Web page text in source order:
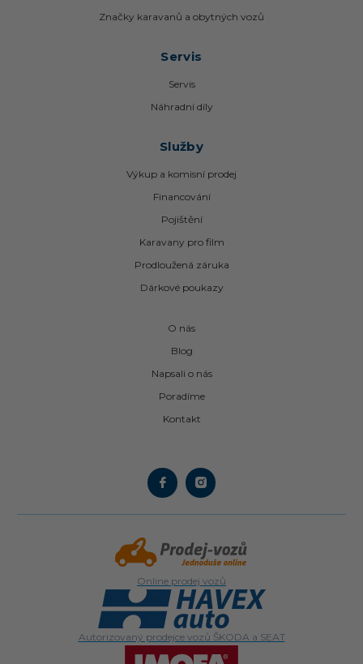
Značky karavanů a obytných vozů
Servis
Servis
Náhradní díly
Služby
Výkup a komisní prodej
Financování
Pojištění
Karavany pro film
Prodloužená záruka
Dárkové poukazy
O nás
Blog
Napsali o nás
Poradíme
Kontakt
Online prodej vozů
Autorizovaný prodejce vozů ŠKODA a SEAT